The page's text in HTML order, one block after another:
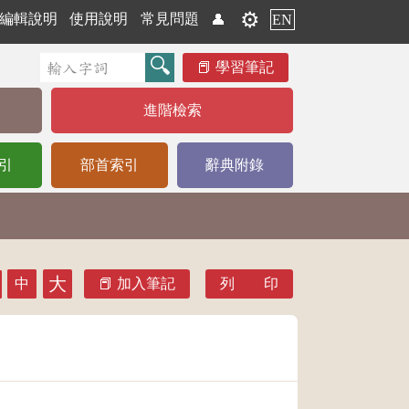
編輯說明 使用說明 常見問題 👤 ⚙️ EN
學習筆記
進階檢索
部首索引 辭典附錄
中 大 加入筆記 列 印